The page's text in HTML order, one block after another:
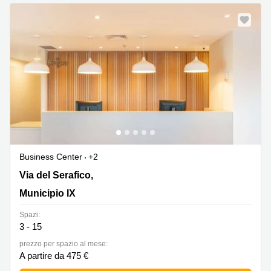
Pescara
Brescia
Affitto
Business
Affitto
Centers
a Napoli
Uffici
in
affitto
Milano
Affitto
Sale
Meeting
Business Center
+2
Via del Serafico, 89-91, Municipio IX
Via del Serafico,
Municipio IX
Spazi:
3 - 15
prezzo per spazio al mese:
A partire da 475 €